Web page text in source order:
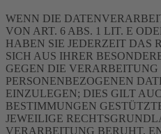
WENN DIE
VON ART. 6 ABS. 1 LIT. E
HABEN SIE JEDERZEIT DAS
SICH AUS IHRER
GEGEN DIE VERARBEITUNG
PERSONENBEZOGENEN
EINZULEGEN; DIES GILT
BESTIMMUNGEN
JEWEILIGE
VERARBEITUNG BERUHT,